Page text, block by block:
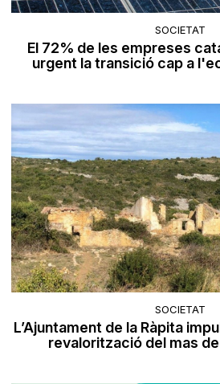
SOCIETAT
El 72% de les empreses
urgent la transició cap a
SOCIETAT
L’Ajuntament de la Ràpita
revalorització del mas